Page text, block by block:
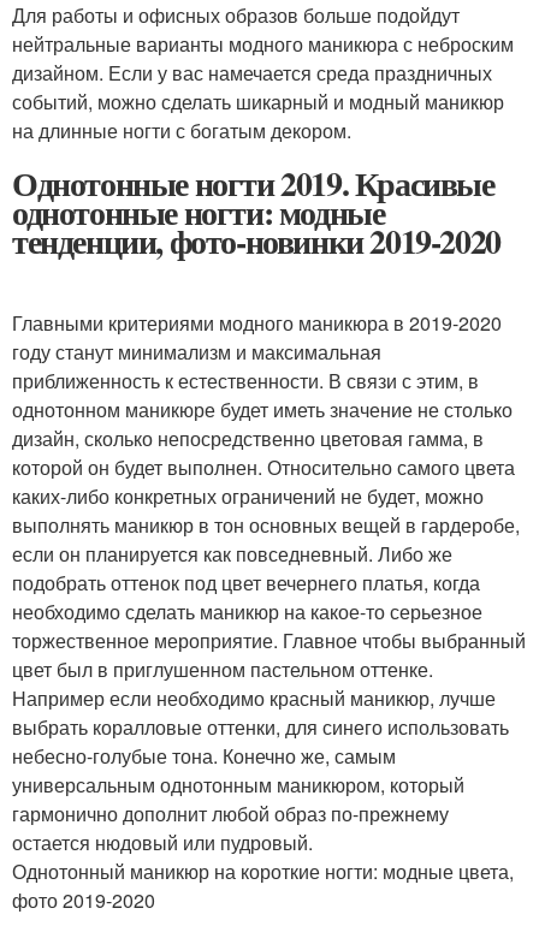
Для работы и офисных образов больше подойдут
нейтральные варианты модного маникюра с неброским
дизайном. Если у вас намечается среда праздничных
событий, можно сделать шикарный и модный маникюр
на длинные ногти с богатым декором.
Однотонные ногти 2019. Красивые
однотонные ногти: модные
тенденции, фото-новинки 2019-2020
Главными критериями модного маникюра в 2019-2020
году станут минимализм и максимальная
приближенность к естественности. В связи с этим, в
однотонном маникюре будет иметь значение не столько
дизайн, сколько непосредственно цветовая гамма, в
которой он будет выполнен. Относительно самого цвета
каких-либо конкретных ограничений не будет, можно
выполнять маникюр в тон основных вещей в гардеробе,
если он планируется как повседневный. Либо же
подобрать оттенок под цвет вечернего платья, когда
необходимо сделать маникюр на какое-то серьезное
торжественное мероприятие. Главное чтобы выбранный
цвет был в приглушенном пастельном оттенке.
Например если необходимо красный маникюр, лучше
выбрать коралловые оттенки, для синего использовать
небесно-голубые тона. Конечно же, самым
универсальным однотонным маникюром, который
гармонично дополнит любой образ по-прежнему
остается нюдовый или пудровый.
Однотонный маникюр на короткие ногти: модные цвета,
фото 2019-2020